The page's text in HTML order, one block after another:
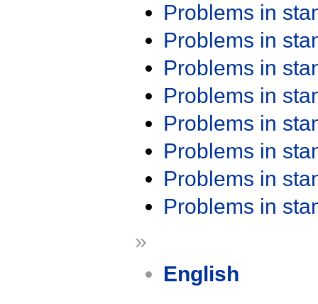
Problems in
Problems in
Problems in
Problems in
Problems in
Problems in
Problems in
Problems in
»
English